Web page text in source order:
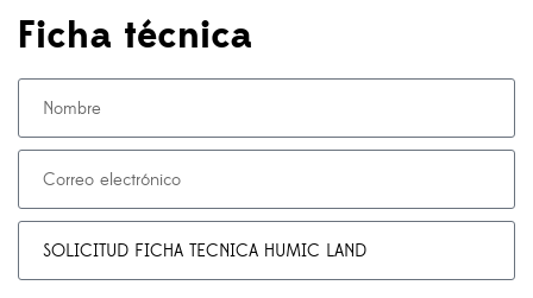
Ficha técnica